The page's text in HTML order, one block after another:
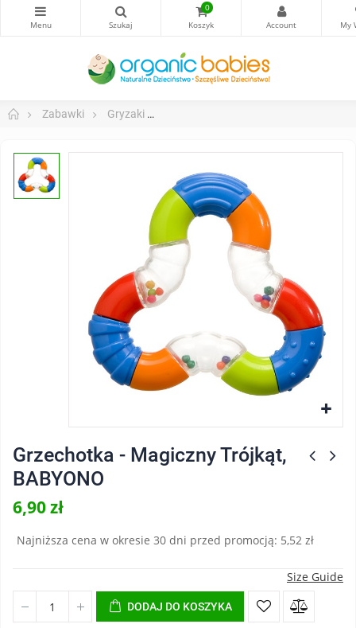
0
Zabawki Gryzaki
Grzechotka - Magiczny Trójkąt,
BABYONO
6,90 zł
Najniższa cena w okresie 30 dni przed promocją: 5,52 zł
Size Guide
DODAJ DO KOSZYKA